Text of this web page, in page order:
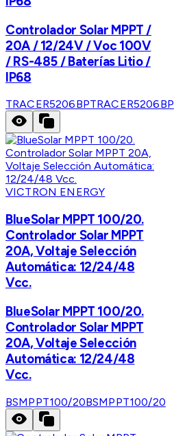
Controlador Solar MPPT /
20A / 12/24V / Voc 100V
/ RS-485 / Baterías Litio /
IP68
TRACER5206BPTRACER5206BP
VICTRON ENERGY
BlueSolar MPPT 100/20.
Controlador Solar MPPT
20A, Voltaje Selección
Automática: 12/24/48
Vcc.
BlueSolar MPPT 100/20.
Controlador Solar MPPT
20A, Voltaje Selección
Automática: 12/24/48
Vcc.
BSMPPT100/20BSMPPT100/20